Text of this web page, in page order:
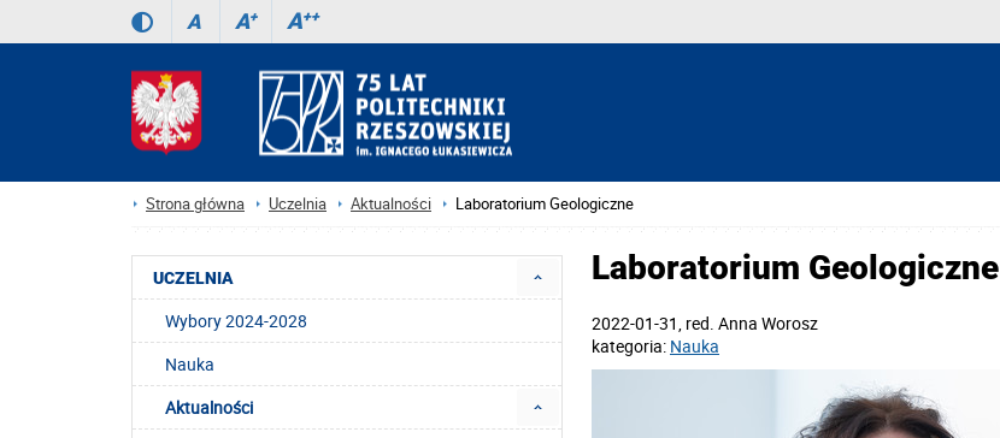
A A+ A++
Strona główna Uczelnia Aktualności Laboratorium Geologiczne
Laboratorium Geologiczne
2022-01-31, red. Anna Worosz
kategoria: Nauka
UCZELNIA
Wybory 2024-2028
Nauka
Aktualności